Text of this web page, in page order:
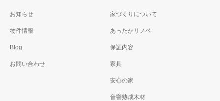
事
事
お知らせ
物件情報
Blog
お問い合わせ
家づくりについて
あったかリノベ
保証内容
家具
安心の家
音響熟成木材